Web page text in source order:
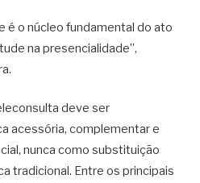
é o núcleo fundamental do ato
na presencialidade”,
deve ser
acessória, complementar e
nunca como substituição
tradicional. Entre os principais